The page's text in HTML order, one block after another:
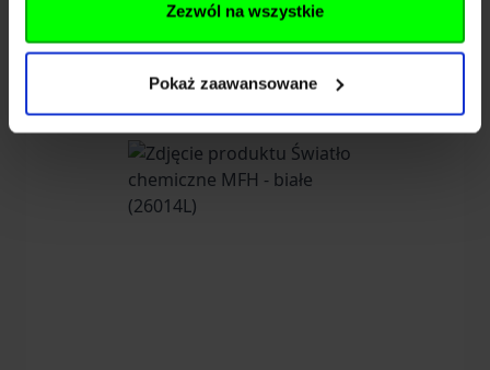
Zezwól na wszystkie
Pokaż zaawansowane
Znaleźliśmy inne produkty,
które mogą Cię zainteresować!
Navigating through the elements of the carousel is
Press to skip carousel
Press to go to carousel navigation